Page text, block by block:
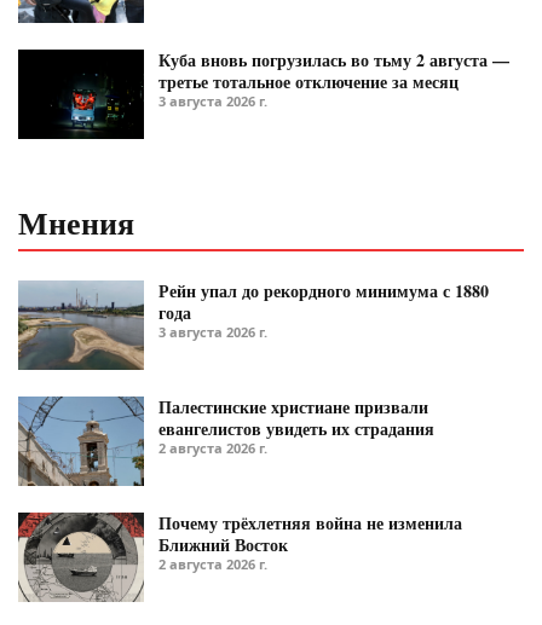
Куба вновь погрузилась во тьму 2 августа —
третье тотальное отключение за месяц
3 августа 2026 г.
Мнения
Рейн упал до рекордного минимума с 1880
года
3 августа 2026 г.
Палестинские христиане призвали
евангелистов увидеть их страдания
2 августа 2026 г.
Почему трёхлетняя война не изменила
Ближний Восток
2 августа 2026 г.